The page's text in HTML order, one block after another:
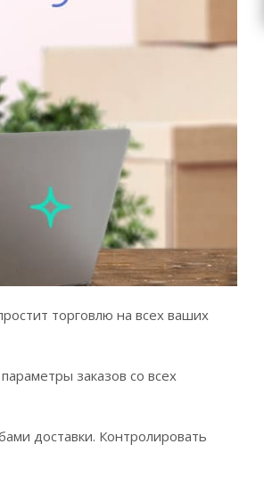
торговлю на всех ваших
заказов со всех
доставки. Контролировать